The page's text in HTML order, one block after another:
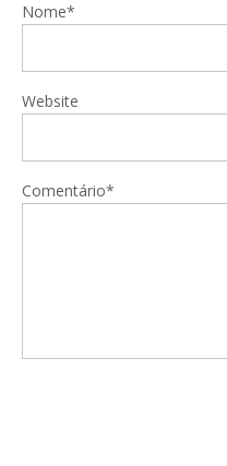
Nome*
Website
Comentário*